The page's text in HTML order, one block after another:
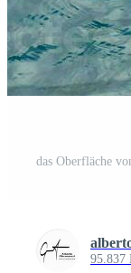
das Oberfläche
95.837